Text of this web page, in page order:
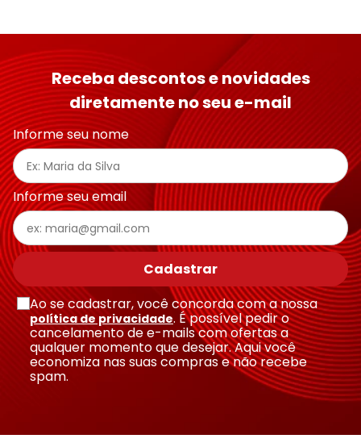
Receba descontos e novidades
diretamente no seu e-mail
Informe seu nome
Informe seu email
Cadastrar
Ao se cadastrar, você concorda com a nossa
política de privacidade. É possível pedir o
cancelamento de e-mails com ofertas a
qualquer momento que desejar. Aqui você
economiza nas suas compras e não recebe
spam.